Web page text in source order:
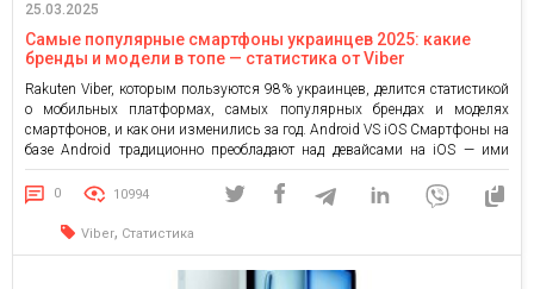
25.03.2025
Самые популярные смартфоны украинцев 2025: какие
бренды и модели в топе — статистика от Viber
Rakuten Viber, которым пользуются 98% украинцев, делится статистикой
о мобильных платформах, самых популярных брендах и моделях
смартфонов, и как они изменились за год. Android VS iOS Смартфоны на
базе Android традиционно преобладают над девайсами на iOS — ими
пользуются 75% украинцев. Впрочем, число пользователей iOS
продолжает расти: в 2023 доля составляла 19%, в 2024 — […]
0 10994
Viber, Статистика